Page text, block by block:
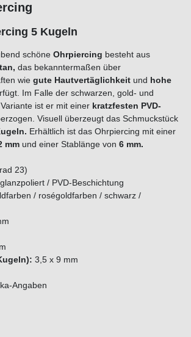
5 Kugeln
schöne Ohrpiercing besteht aus
das bekanntermaßen über
wie gute Hautvertäglichkeit und hohe
Im Falle der schwarzen, gold- und
ist er mit einer kratzfesten PVD-
Visuell überzeugt das Schmuckstück
. Erhältlich ist das Ohrpiercing mit einer
mm und einer Stablänge von 6 mm.
23)
/ PVD-Beschichtung
/ roségoldfarben / schwarz /
3,5 x 9 mm
Angaben